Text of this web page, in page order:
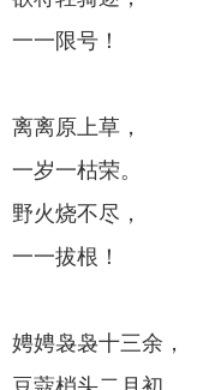
一一限号！
离离原上草，
一岁一枯荣。
野火烧不尽，
一一拔根！
娉娉袅袅十三余，